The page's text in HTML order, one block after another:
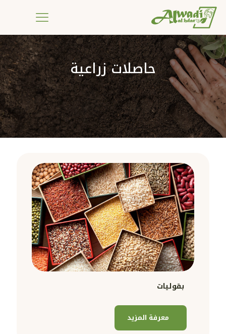
حاصلات زراعية
بقوليات
معرفة المزيد